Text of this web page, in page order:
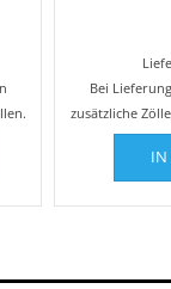
Bei
zusätzliche
IN